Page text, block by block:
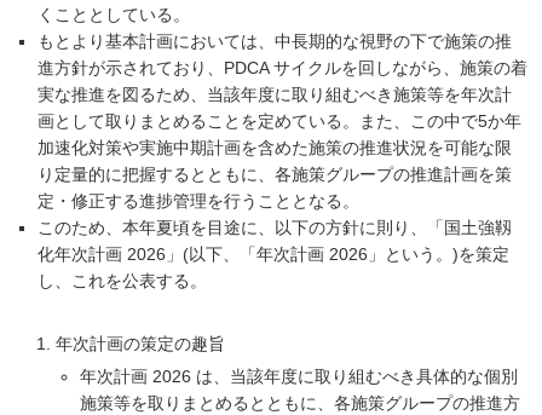
くこととしている。
もとより基本計画においては、中長期的な視野の下で施策の推
進方針が示されており、PDCA サイクルを回しながら、施策の着
実な推進を図るため、当該年度に取り組むべき施策等を年次計
画として取りまとめることを定めている。また、この中で5か年
加速化対策や実施中期計画を含めた施策の推進状況を可能な限
り定量的に把握するとともに、各施策グループの推進計画を策
定・修正する進捗管理を行うこととなる。
このため、本年夏頃を目途に、以下の方針に則り、「国土強靱
化年次計画 2026」(以下、「年次計画 2026」という。)を策定
し、これを公表する。
年次計画の策定の趣旨
年次計画 2026 は、当該年度に取り組むべき具体的な個別
施策等を取りまとめるとともに、各施策グループの推進方